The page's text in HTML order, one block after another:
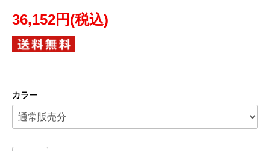
36,152円(税込)
カラー